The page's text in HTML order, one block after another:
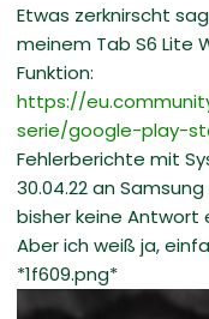
Etwas zerknirscht
meinem Tab S6 Lite
Funktion:
https://
serie/google-play-
Fehlerberichte mit
30.04.22 an
bisher keine Antwort
Aber ich weiß ja,
*1f609.png*